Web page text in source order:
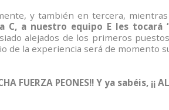
y también en tercera, mientras
C, a nuestro equipo E les tocará
alejados de los primeros
de la experiencia será de momento
FUERZA PEONES!! Y ya sabéis, ¡¡